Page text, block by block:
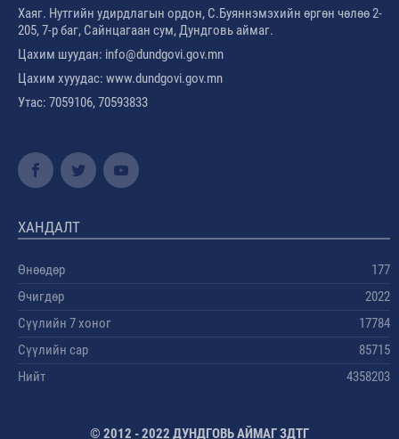
Хаяг. Нутгийн удирдлагын ордон, С.Буяннэмэхийн өргөн чөлөө 2-
205, 7-р баг, Сайнцагаан сум, Дундговь аймаг.
Цахим шуудан: info@dundgovi.gov.mn
Цахим хууудас: www.dundgovi.gov.mn
Утас: 7059106, 70593833
ХАНДАЛТ
Өнөөдөр
177
Өчигдөр
2022
Сүүлийн 7 хоног
17784
Сүүлийн сар
85715
Нийт
4358203
© 2012 - 2022 ДУНДГОВЬ АЙМАГ ЗДТГ